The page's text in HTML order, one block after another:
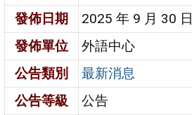
發佈日期
2025 年 9 月 30 日
發佈單位
外語中心
公告類別
最新消息
公告等級
公告